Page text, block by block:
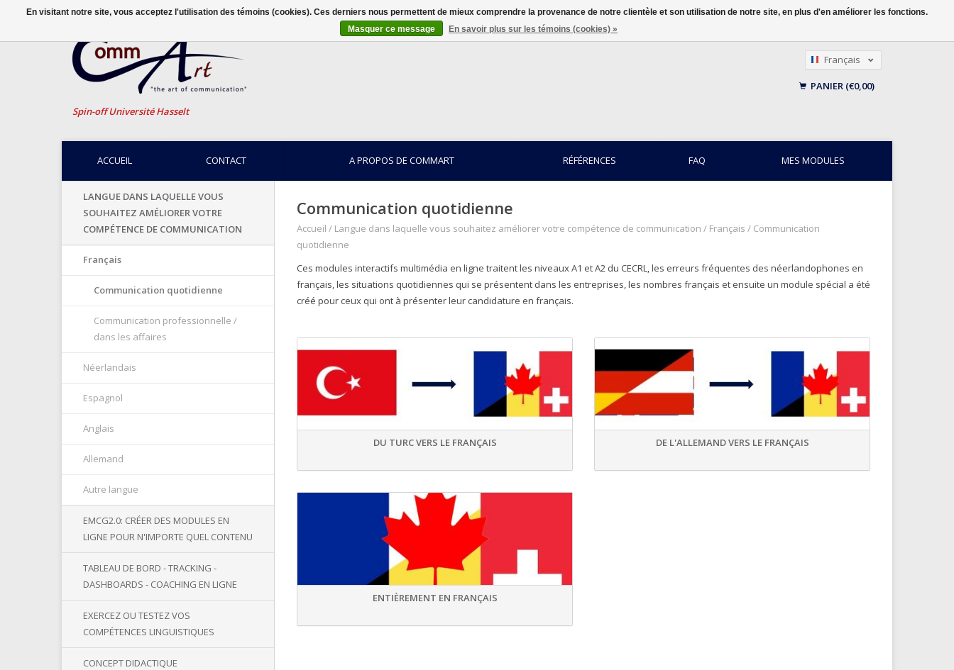
Spin-off Université Hasselt
Français
English
PANIER (€0,00)
ACCUEIL CONTACT A PROPOS DE COMMART RÉFÉRENCES FAQ MES MODULES
LANGUE DANS LAQUELLE VOUS
SOUHAITEZ AMÉLIORER VOTRE
COMPÉTENCE DE COMMUNICATION
Français
Communication quotidienne
Communication professionnelle /
dans les affaires
Néerlandais
Espagnol
Anglais
Allemand
Autre langue
EMCG2.0: CRÉER DES MODULES EN
LIGNE POUR N'IMPORTE QUEL CONTENU
TABLEAU DE BORD - TRACKING -
DASHBOARDS - COACHING EN LIGNE
EXERCEZ OU TESTEZ VOS
COMPÉTENCES LINGUISTIQUES
CONCEPT DIDACTIQUE
Communication quotidienne
Accueil / Langue dans laquelle vous souhaitez améliorer votre compétence de communication / Français / Communication
quotidienne
Ces modules interactifs multimédia en ligne traitent les niveaux A1 et A2 du CECRL, les erreurs fréquentes des néerlandophones en
français, les situations quotidiennes qui se présentent dans les entreprises, les nombres français et ensuite un module spécial a été
créé pour ceux qui ont à présenter leur candidature en français.
DU TURC VERS LE FRANÇAIS DE L'ALLEMAND VERS LE FRANÇAIS
ENTIÈREMENT EN FRANÇAIS
En visitant notre site, vous acceptez l'utilisation des témoins (cookies). Ces derniers nous permettent de mieux comprendre la provenance de notre clientèle et son utilisation de notre site, en plus d'en améliorer les fonctions.
Masquer ce message
En savoir plus sur les témoins (cookies) »